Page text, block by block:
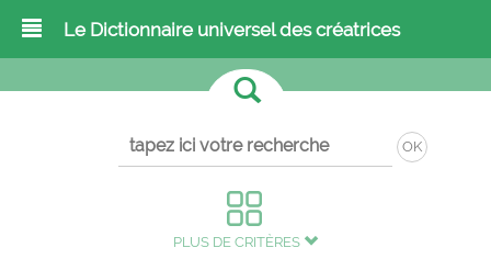
Le Dictionnaire universel des créatrices
OK
PLUS DE CRITÈRES